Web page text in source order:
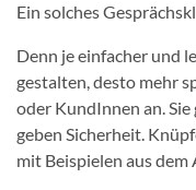
Ein solches
Denn je einfacher und
gestalten, desto mehr
oder KundInnen an.
geben Sicherheit.
mit Beispielen aus dem